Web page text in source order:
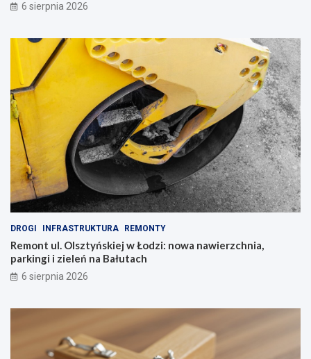
h
!
6 sierpnia 2026
DROGI INFRASTRUKTURA REMONTY
Remont ul. Olsztyńskiej w Łodzi: nowa nawierzchnia,
parkingi i zieleń na Bałutach
6 sierpnia 2026